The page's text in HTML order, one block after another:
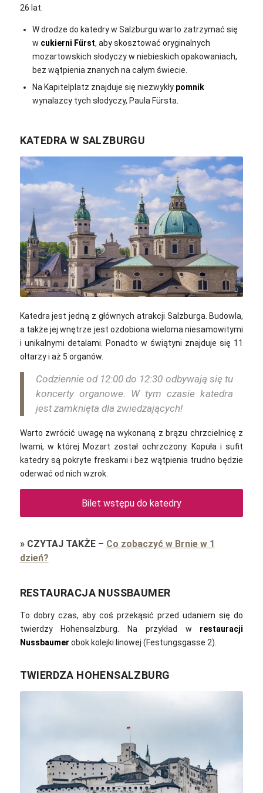
26 lat.
W drodze do katedry w Salzburgu warto zatrzymać się
w cukierni Fürst, aby skosztować oryginalnych
mozartowskich słodyczy w niebieskich opakowaniach,
bez wątpienia znanych na całym świecie.
Na Kapitelplatz znajduje się niezwykły pomnik
wynalazcy tych słodyczy, Paula Fürsta.
KATEDRA W SALZBURGU
ChiemSeherin / pixabay
Katedra jest jedną z głównych atrakcji Salzburga. Budowla,
a także jej wnętrze jest ozdobiona wieloma niesamowitymi
i unikalnymi detalami. Ponadto w świątyni znajduje się 11
ołtarzy i aż 5 organów.
Codziennie od 12:00 do 12:30 odbywają się tu
koncerty organowe. W tym czasie katedra
jest zamknięta dla zwiedzających!
Warto zwrócić uwagę na wykonaną z brązu chrzcielnicę z
lwami, w której Mozart został ochrzczony. Kopuła i sufit
katedry są pokryte freskami i bez wątpienia trudno będzie
oderwać od nich wzrok.
Bilet wstępu do katedry
» CZYTAJ TAKŻE– Co zobaczyć w Brnie w 1
dzień?
RESTAURACJA NUSSBAUMER
To dobry czas, aby coś przekąsić przed udaniem się do
twierdzy Hohensalzburg. Na przykład w restauracji
Nussbaumer obok kolejki linowej (Festungsgasse 2).
TWIERDZA HOHENSALZBURG